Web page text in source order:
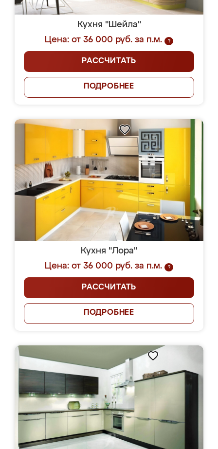
Кухня "Шейла"
Цена: от 36 000 руб. за п.м.
?
РАССЧИТАТЬ
ПОДРОБНЕЕ
Кухня "Лора"
Цена: от 36 000 руб. за п.м.
?
РАССЧИТАТЬ
ПОДРОБНЕЕ